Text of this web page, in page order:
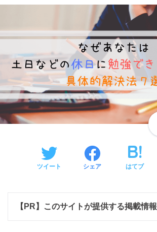
ツイート シェア はてブ
【PR】このサイトが提供する掲載情報